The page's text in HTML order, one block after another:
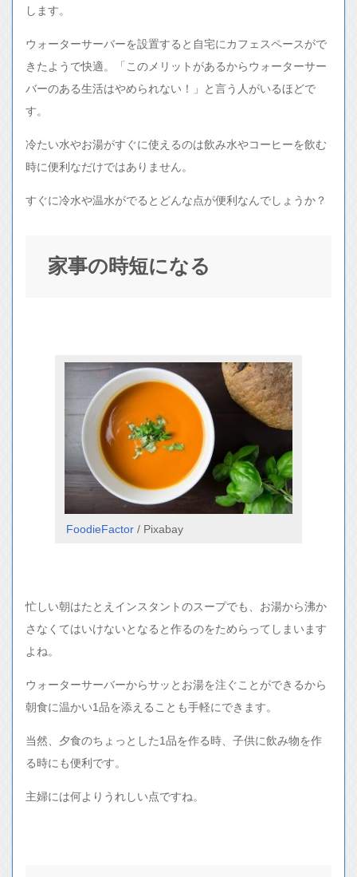
します。
ウォーターサーバーを設置すると自宅にカフェスペースがで
きたようで快適。「このメリットがあるからウォーターサー
バーのある生活はやめられない！」と言う人がいるほどで
す。
冷たい水やお湯がすぐに使えるのは飲み水やコーヒーを飲む
時に便利なだけではありません。
すぐに冷水や温水がでるとどんな点が便利なんでしょうか？
家事の時短になる
FoodieFactor / Pixabay
忙しい朝はたとえインスタントのスープでも、お湯から沸か
さなくてはいけないとなると作るのをためらってしまいます
よね。
ウォーターサーバーからサッとお湯を注ぐことができるから
朝食に温かい1品を添えることも手軽にできます。
当然、夕食のちょっとした1品を作る時、子供に飲み物を作
る時にも便利です。
主婦には何よりうれしい点ですね。